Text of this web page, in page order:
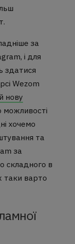
за
і для
здатися
Wezom
нову
хочемо
та
за
складного в
таки варто